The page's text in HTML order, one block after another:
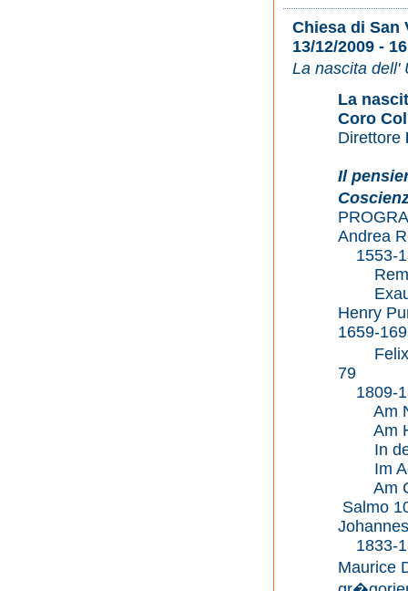
Chiesa di San
13/12/2009 -
La nascita
La
Coro
Direttore
Il
Andrea
1553-
Henry
1659-
Felix
79
1809-
Am
Am
In der
Im
Am
Salmo
1833-
Maurice